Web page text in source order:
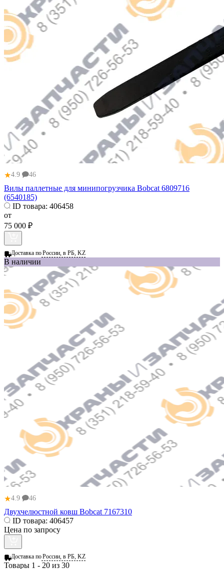
★4.9 46
Вилы паллетные для минипогрузчика Bobcat 6809716
(6540185)
ID товара: 406458
от
75 000 ₽
Доставка поРоссии, в РБ, KZ
В наличии
★4.9 46
Двухчелюстной ковш Bobcat 7167310
ID товара: 406457
Цена по запросу
Доставка поРоссии, в РБ, KZ
Товары 1 - 20 из 30